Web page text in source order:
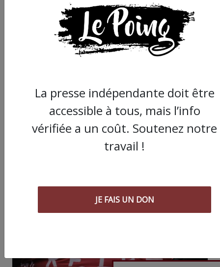
JE FAIS UN DON
cet article :
ARTICLE SUIVANT :
La presse indépendante doit être
accessible à tous, mais l’info
vérifiée a un coût. Soutenez notre
travail !
JE FAIS UN DON